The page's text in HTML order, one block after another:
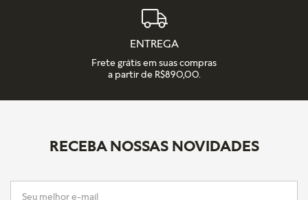
ENTREGA
Frete grátis em suas compras
a partir de R$890,00.
RECEBA NOSSAS NOVIDADES